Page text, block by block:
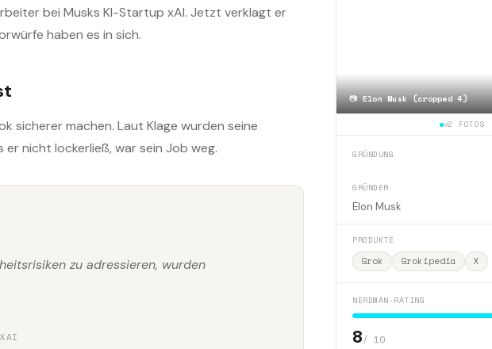
bei Musks KI-Startup xAI. Jetzt verklagt er
haben es in sich.
sicherer machen. Laut Klage wurden seine
nicht lockerließ, war sein Job weg.
zu adressieren, wurden
📷Elon Musk (cropped 4)
2 FOTOS
GRÜNDUNG
GRÜNDER
Elon Musk
PRODUKTE
Grok Grokipedia X
NERDMAN-RATING
8/ 10